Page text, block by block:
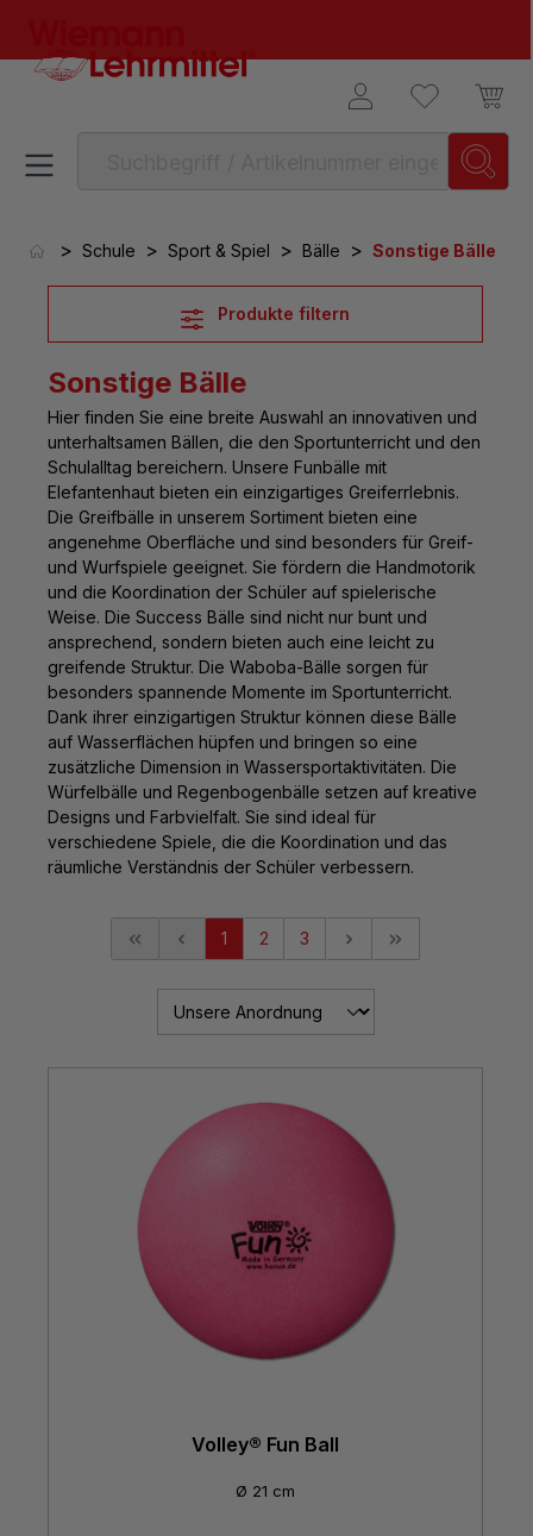
> Schule > Sport & Spiel > Bälle > Sonstige Bälle
Produkte filtern
Sonstige Bälle
Hier finden Sie eine breite Auswahl an innovativen und
unterhaltsamen Bällen, die den Sportunterricht und den
Schulalltag bereichern. Unsere Funbälle mit
Elefantenhaut bieten ein einzigartiges Greiferrlebnis.
Die Greifbälle in unserem Sortiment bieten eine
angenehme Oberfläche und sind besonders für Greif-
und Wurfspiele geeignet. Sie fördern die Handmotorik
und die Koordination der Schüler auf spielerische
Weise. Die Success Bälle sind nicht nur bunt und
ansprechend, sondern bieten auch eine leicht zu
greifende Struktur. Die Waboba-Bälle sorgen für
besonders spannende Momente im Sportunterricht.
Dank ihrer einzigartigen Struktur können diese Bälle
auf Wasserflächen hüpfen und bringen so eine
zusätzliche Dimension in Wassersportaktivitäten. Die
Würfelbälle und Regenbogenbälle setzen auf kreative
Designs und Farbvielfalt. Sie sind ideal für
verschiedene Spiele, die die Koordination und das
räumliche Verständnis der Schüler verbessern.
1 2 3
Volley® Fun Ball
Ø 21 cm